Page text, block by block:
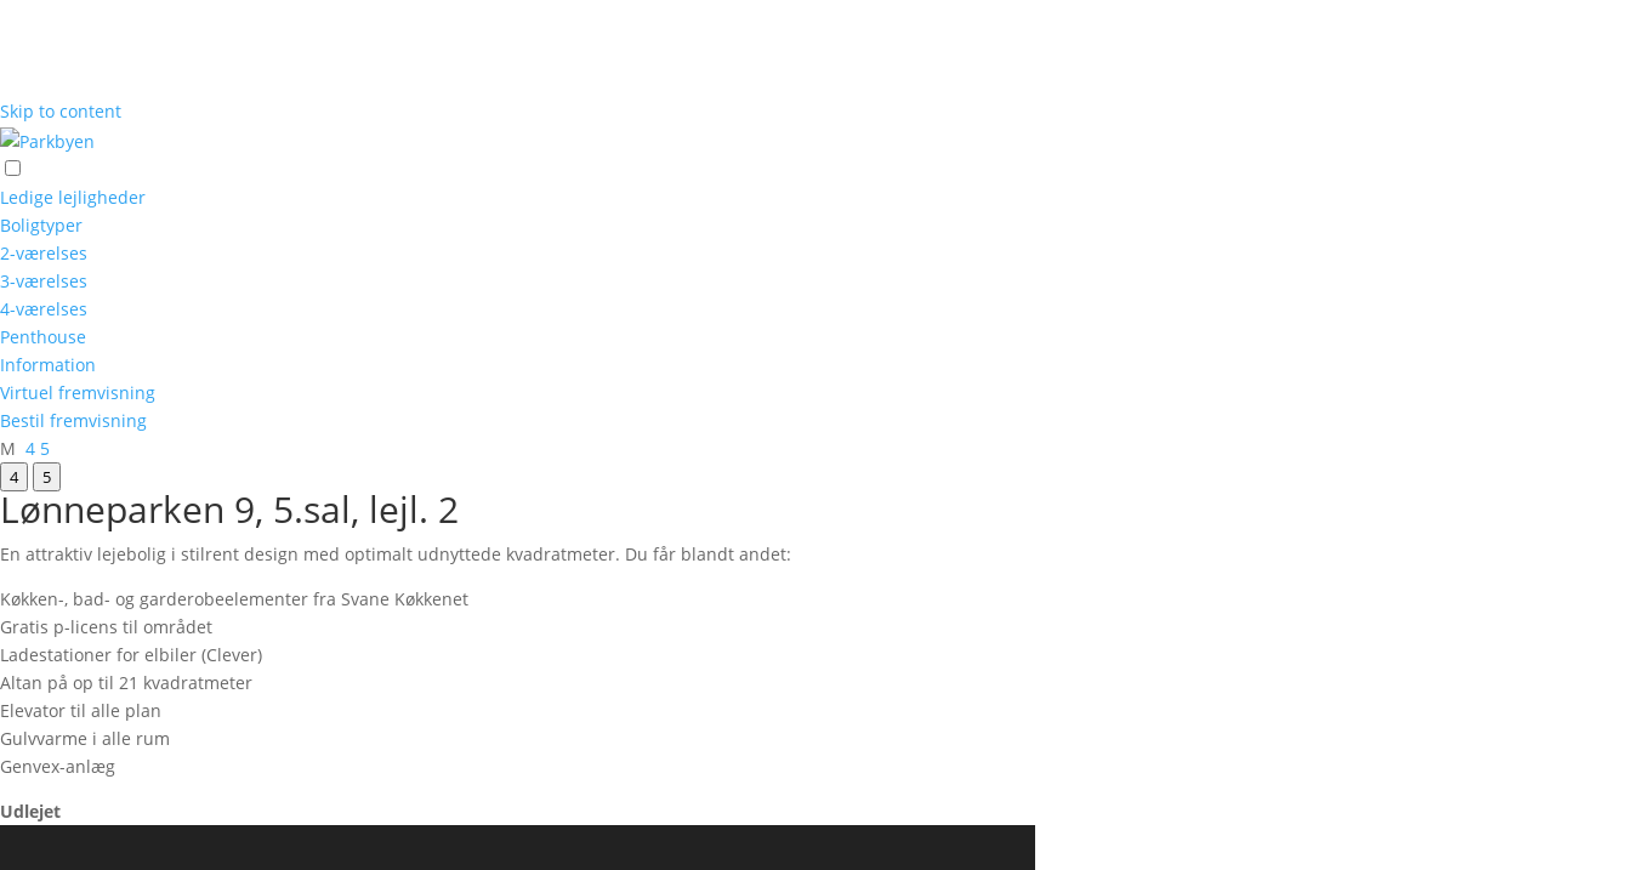
Skip to content
Ledige lejligheder
Boligtyper
2-værelses
3-værelses
4-værelses
Penthouse
Information
Virtuel fremvisning
Bestil fremvisning
M 4 5
4 5
Lønneparken 9, 5.sal, lejl. 2
En attraktiv lejebolig i stilrent design med optimalt udnyttede kvadratmeter. Du får blandt andet:
Køkken-, bad- og garderobeelementer fra Svane Køkkenet
Gratis p-licens til området
Ladestationer for elbiler (Clever)
Altan på op til 21 kvadratmeter
Elevator til alle plan
Gulvvarme i alle rum
Genvex-anlæg
Udlejet